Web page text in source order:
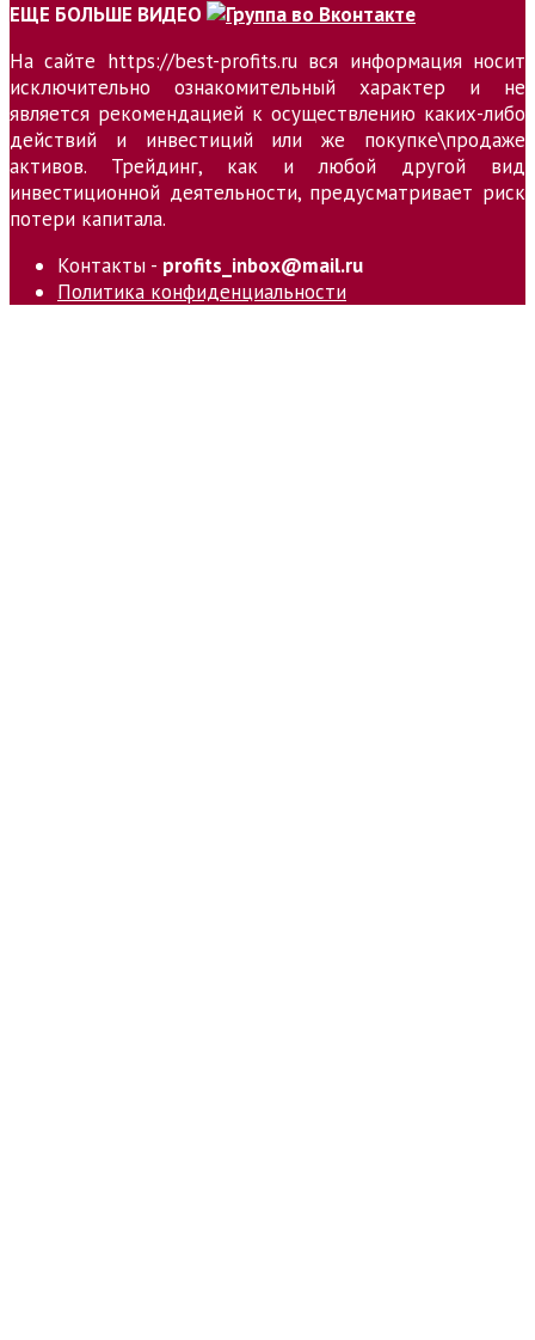
ЕЩЕ БОЛЬШЕ ВИДЕО
На сайте https://best-profits.ru вся информация носит
исключительно ознакомительный характер и не
является рекомендацией к осуществлению каких-либо
действий и инвестиций или же покупке\продаже
активов. Трейдинг, как и любой другой вид
инвестиционной деятельности, предусматривает риск
потери капитала.
Контакты - profits_inbox@mail.ru
Политика конфиденциальности